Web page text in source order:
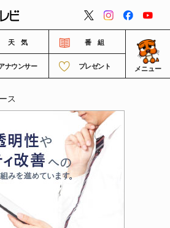
天 気 番 組
ナウンサー プレゼント メニュー
さんテレビについて
イベント情報
ビデオポスト（投稿）
ス